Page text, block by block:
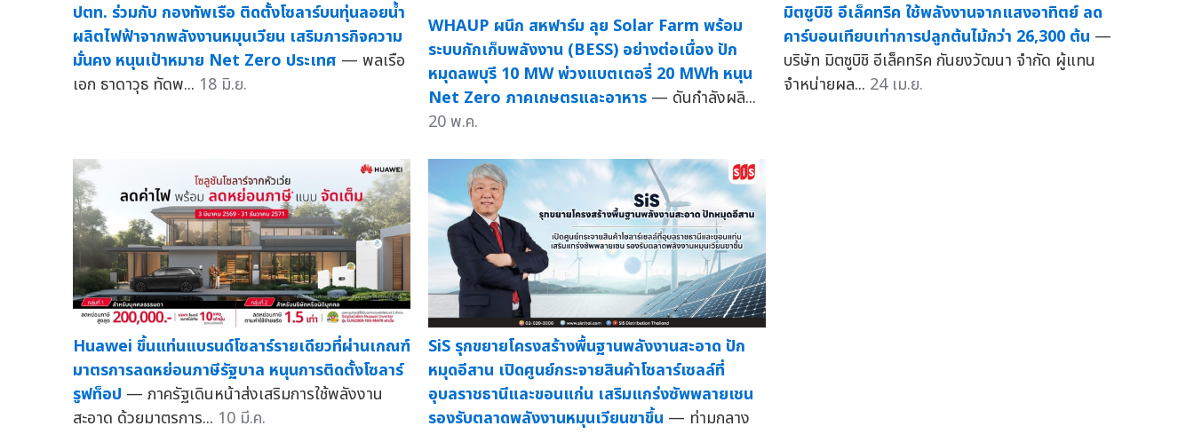
ปตท. ร่วมกับ กองทัพเรือ ติดตั้งโซลาร์บนทุ่นลอยน้ำ
ผลิตไฟฟ้าจากพลังงานหมุนเวียน เสริมภารกิจความ
มั่นคง หนุนเป้าหมาย Net Zero ประเทศ — พลเรือ
เอก ธาดาวุธ ทัดพ... 18 มิ.ย.
WHAUP ผนึก สหฟาร์ม ลุย Solar Farm พร้อม
ระบบกักเก็บพลังงาน (BESS) อย่างต่อเนื่อง ปัก
หมุดลพบุรี 10 MW พ่วงแบตเตอรี่ 20 MWh หนุน
Net Zero ภาคเกษตรและอาหาร — ดันกำลังผลิ...
20 พ.ค.
มิตซูบิชิ อีเล็คทริค ใช้พลังงานจากแสงอาทิตย์ ลด
คาร์บอนเทียบเท่าการปลูกต้นไม้กว่า 26,300 ต้น —
บริษัท มิตซูบิชิ อีเล็คทริค กันยงวัฒนา จำกัด ผู้แทน
จำหน่ายผล... 24 เม.ย.
Huawei ขึ้นแท่นแบรนด์โซลาร์รายเดียวที่ผ่านเกณฑ์
มาตรการลดหย่อนภาษีรัฐบาล หนุนการติดตั้งโซลาร์
รูฟท็อป — ภาครัฐเดินหน้าส่งเสริมการใช้พลังงาน
สะอาด ด้วยมาตรการ... 10 มี.ค.
SiS รุกขยายโครงสร้างพื้นฐานพลังงานสะอาด ปัก
หมุดอีสาน เปิดศูนย์กระจายสินค้าโซลาร์เซลล์ที่
อุบลราชธานีและขอนแก่น เสริมแกร่งซัพพลายเชน
รองรับตลาดพลังงานหมุนเวียนขาขึ้น — ท่ามกลาง